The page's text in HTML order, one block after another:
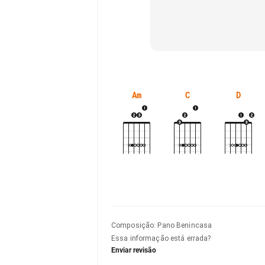
Am C D
Composição: Pano Benincasa
Essa informação está errada?
Enviar revisão